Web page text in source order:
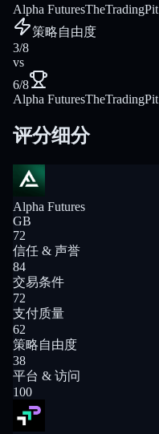
Alpha FuturesTheTradingPit
策略自由度
3/8
vs
6/8
Alpha FuturesTheTradingPit
评分细分
Alpha Futures
GB
72
信任 & 声誉
84
交易条件
72
支付质量
62
策略自由度
38
平台 & 访问
100